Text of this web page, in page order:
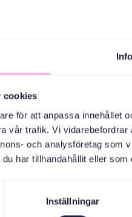
cookies
för att anpassa innehållet
vår trafik. Vi
och analysföretag som
har tillhandahållit eller
Inställningar
och
allting smakar så
så blir det en
som ligger nära.
barn upp till 2 år, samt